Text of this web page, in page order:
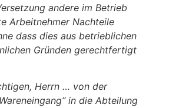
andere im Betrieb
Arbeitnehmer Nachteile
dass dies aus betrieblichen
Gründen gerechtfertigt
Herrn … von der
in die Abteilung